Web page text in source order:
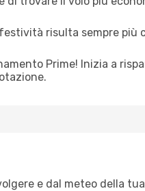
risulta sempre più
Prime! Inizia a
e dal meteo della